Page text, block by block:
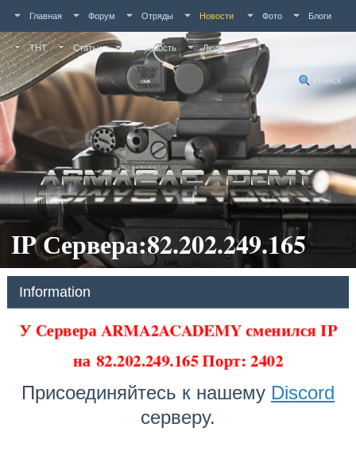
Главная Форум Отряды Новости Фото Блоги
ТНТ Статьи Активность Люди
Поиск
IP Сервера:82.202.249.165
Information
У Сервера ARMA2ACADEMY сменился IP
на82.202.249.165 Порт: 2402
Присоединяйтесь к нашему Discord
серверу.